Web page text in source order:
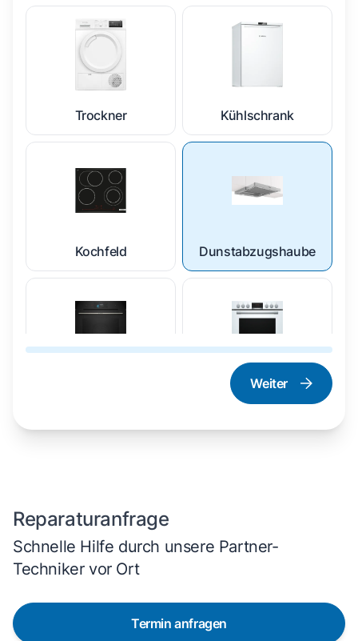
Trockner Kühlschrank
Kochfeld Dunstabzugshaube
Herd und Backofen
Weiter
Reparaturanfrage
Schnelle Hilfe durch unsere Partner-
Techniker vor Ort
Termin anfragen